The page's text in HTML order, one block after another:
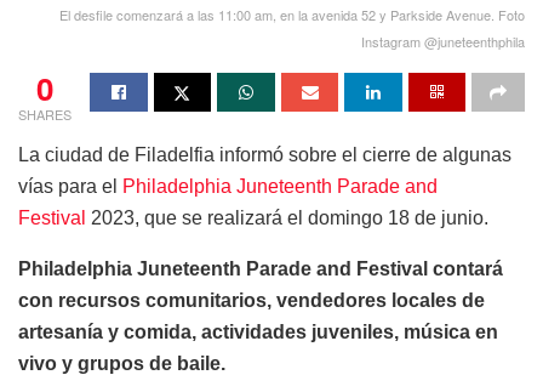
El desfile comenzará a las 11:00 am, en la avenida 52 y Parkside Avenue. Foto
Instagram @juneteenthphila
0
SHARES
La ciudad de Filadelfia informó sobre el cierre de algunas
vías para el Philadelphia Juneteenth Parade and
Festival 2023, que se realizará el domingo 18 de junio.
Philadelphia Juneteenth Parade and Festival contará
con recursos comunitarios, vendedores locales de
artesanía y comida, actividades juveniles, música en
vivo y grupos de baile.